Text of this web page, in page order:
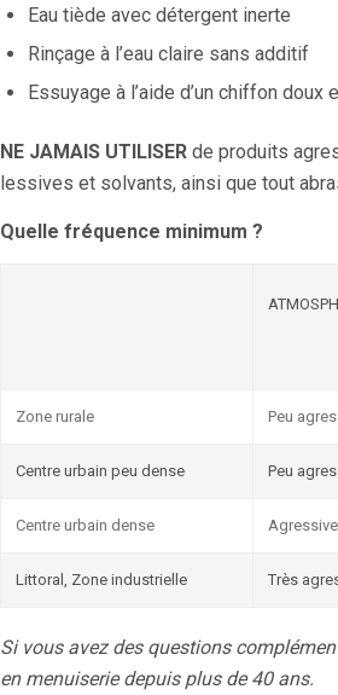
Eau tiède avec détergent inerte
Rinçage à l’eau claire sans additif
Essuyage à l’aide d’un chiffon doux
NE JAMAIS UTILISERde produits
lessives et solvants, ainsi que tout
Quelle fréquence minimum ?
Zone rurale Peu
Centre urbain peu dense Peu
Centre urbain dense Agressive
Littoral, Zone industrielle Très
Si vous avez des questions
en menuiserie depuis plus de 40 ans.